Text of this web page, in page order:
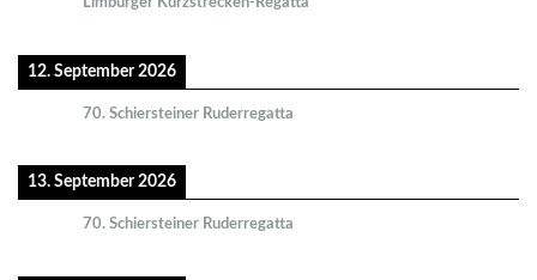
12. September 2026
70. Schiersteiner Ruderregatta
13. September 2026
70. Schiersteiner Ruderregatta